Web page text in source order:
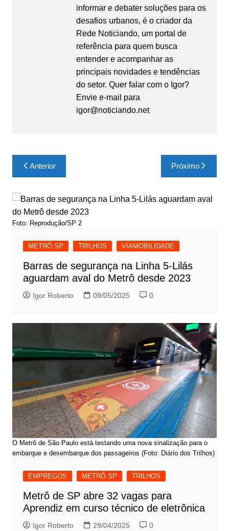
informar e debater soluções para os
desafios urbanos, é o criador da
Rede Noticiando, um portal de
referência para quem busca
entender e acompanhar as
principais novidades e tendências
do setor. Quer falar com o Igor?
Envie e-mail para
igor@noticiando.net
Navegação
de
Post
Anterior Próximo
Foto: Reprodução/SP 2
METRÔ SP TRILHOS VIAMOBILIDADE
Barras de segurança na Linha 5-Lilás
aguardam aval do Metrô desde 2023
Igor Roberto 09/05/2025 0
O Metrô de São Paulo está testando uma nova sinalização para o
embarque e desembarque dos passageiros (Foto: Diário dos Trilhos)
EMPREGOS METRÔ SP TRILHOS
Metrô de SP abre 32 vagas para
Aprendiz em curso técnico de eletrônica
Igor Roberto 29/04/2025 0